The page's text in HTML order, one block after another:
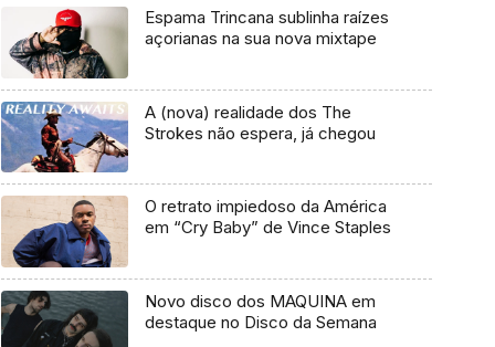
Espama Trincana sublinha raízes
açorianas na sua nova mixtape
A (nova) realidade dos The
Strokes não espera, já chegou
O retrato impiedoso da América
em “Cry Baby” de Vince Staples
Novo disco dos MAQUINA em
destaque no Disco da Semana